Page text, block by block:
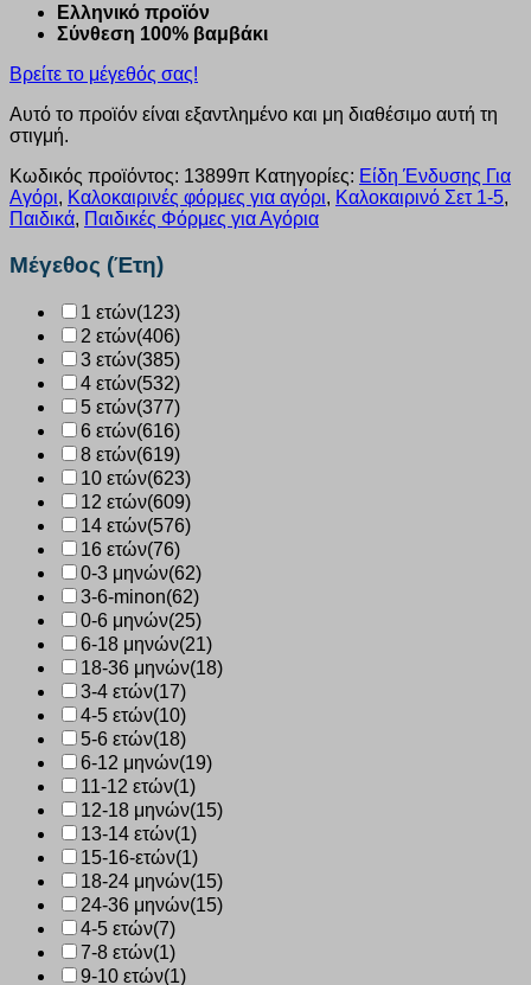
Ελληνικό προϊόν
Σύνθεση 100% βαμβάκι
Βρείτε το μέγεθός σας!
Αυτό το προϊόν είναι εξαντλημένο και μη διαθέσιμο αυτή τη
στιγμή.
Κωδικός προϊόντος: 13899π Κατηγορίες: Είδη Ένδυσης Για
Αγόρι, Καλοκαιρινές φόρμες για αγόρι, Καλοκαιρινό Σετ 1-5,
Παιδικά, Παιδικές Φόρμες για Αγόρια
Μέγεθος (Έτη)
1 ετών(123)
2 ετών(406)
3 ετών(385)
4 ετών(532)
5 ετών(377)
6 ετών(616)
8 ετών(619)
10 ετών(623)
12 ετών(609)
14 ετών(576)
16 ετών(76)
0-3 μηνών(62)
3-6-minon(62)
0-6 μηνών(25)
6-18 μηνών(21)
18-36 μηνών(18)
3-4 ετών(17)
4-5 ετών(10)
5-6 ετών(18)
6-12 μηνών(19)
11-12 ετών(1)
12-18 μηνών(15)
13-14 ετών(1)
15-16-ετών(1)
18-24 μηνών(15)
24-36 μηνών(15)
4-5 ετών(7)
7-8 ετών(1)
9-10 ετών(1)